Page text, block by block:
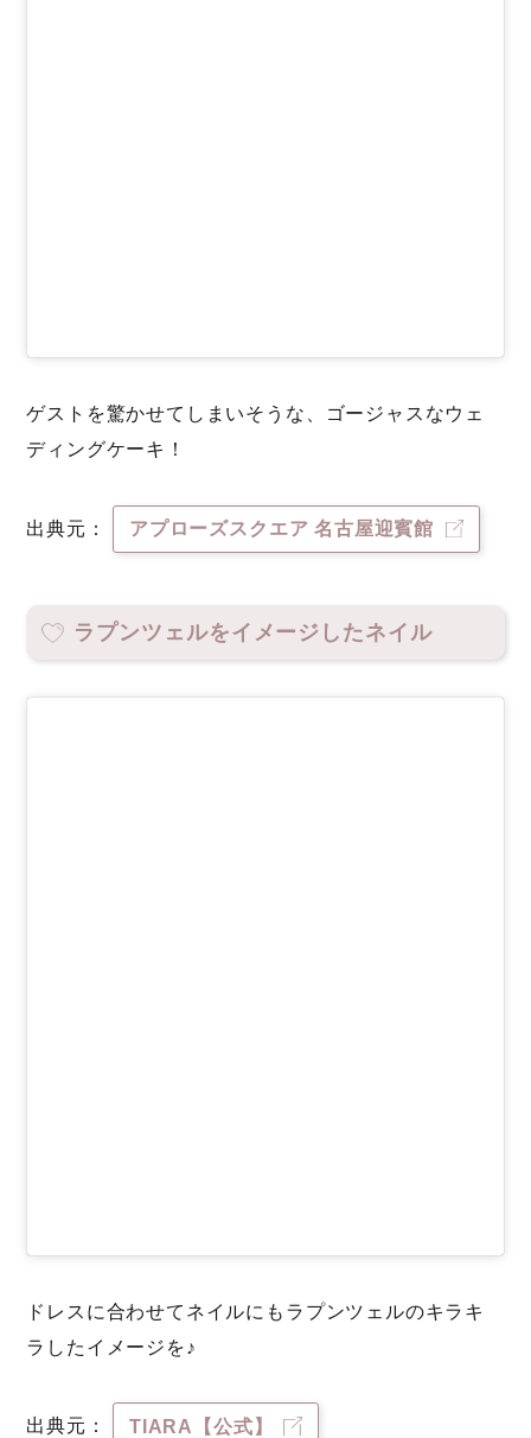
ゲストを驚かせてしまいそうな、ゴージャスなウェ
ディングケーキ！
出典元： アプローズスクエア 名古屋迎賓館
ラプンツェルをイメージしたネイル
ドレスに合わせてネイルにもラプンツェルのキラキ
ラしたイメージを♪
出典元： TIARA【公式】